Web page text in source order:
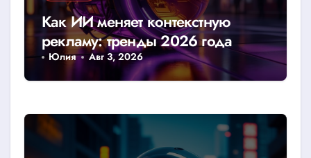
Как ИИ меняет контекстную
рекламу: тренды 2026 года
Юлия Авг 3, 2026